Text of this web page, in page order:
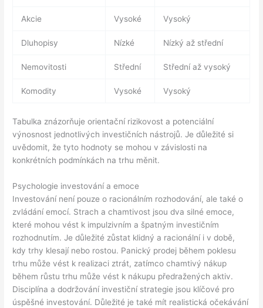
Akcie Vysoké Vysoký
Dluhopisy Nízké Nízký až střední
Nemovitosti Střední Střední až vysoký
Komodity Vysoké Vysoký
Tabulka znázorňuje orientační rizikovost a potenciální
výnosnost jednotlivých investičních nástrojů. Je důležité si
uvědomit, že tyto hodnoty se mohou v závislosti na
konkrétních podmínkách na trhu měnit.
Psychologie investování a emoce
Investování není pouze o racionálním rozhodování, ale také o
zvládání emocí. Strach a chamtivost jsou dva silné emoce,
které mohou vést k impulzivním a špatným investičním
rozhodnutím. Je důležité zůstat klidný a racionální i v době,
kdy trhy klesají nebo rostou. Panický prodej během poklesu
trhu může vést k realizaci ztrát, zatímco chamtivý nákup
během růstu trhu může vést k nákupu předražených aktiv.
Disciplína a dodržování investiční strategie jsou klíčové pro
úspěšné investování. Důležité je také mít realistická očekávání